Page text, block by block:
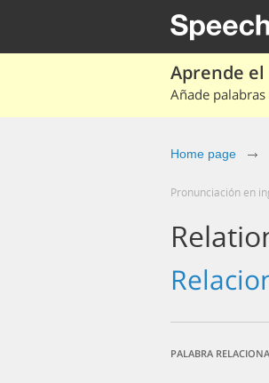
Aprende
Añade
Home page
Pronunciación en
PALABRA